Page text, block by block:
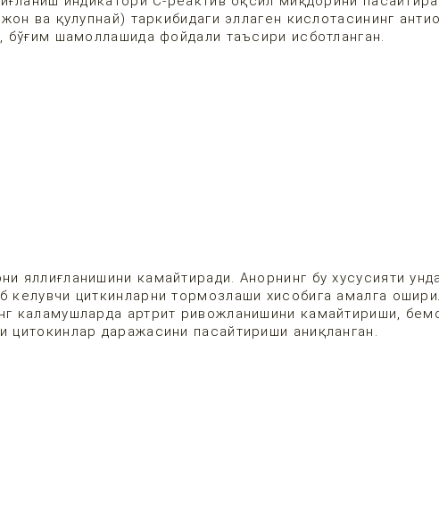
ва қулупнай) таркибидаги эллаген кислотасининг
бўғим шамоллашида фойдали таъсири исботланган.
яллиғланишини камайтиради. Анорнинг бу хусусияти
келувчи циткинларни тормозлаши хисобига амалга
каламушларда артрит ривожланишини камайтириши,
даражасини пасайтириши аниқланган.